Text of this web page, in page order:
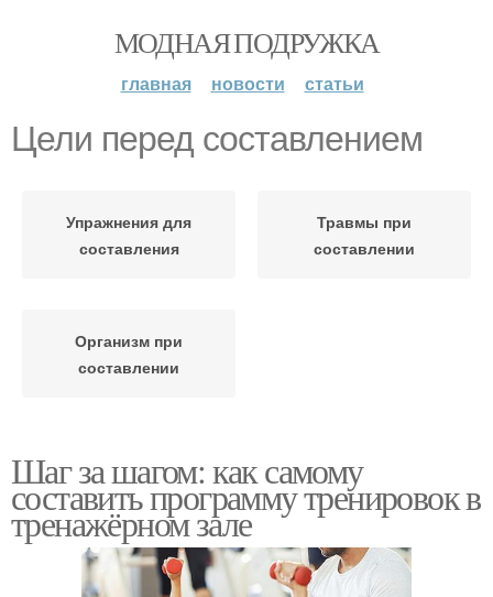
МОДНАЯ ПОДРУЖКА
главная новости статьи
Цели перед составлением
Упражнения для
составления
Травмы при
составлении
Организм при
составлении
Шаг за шагом: как самому
составить программу тренировок в
тренажёрном зале